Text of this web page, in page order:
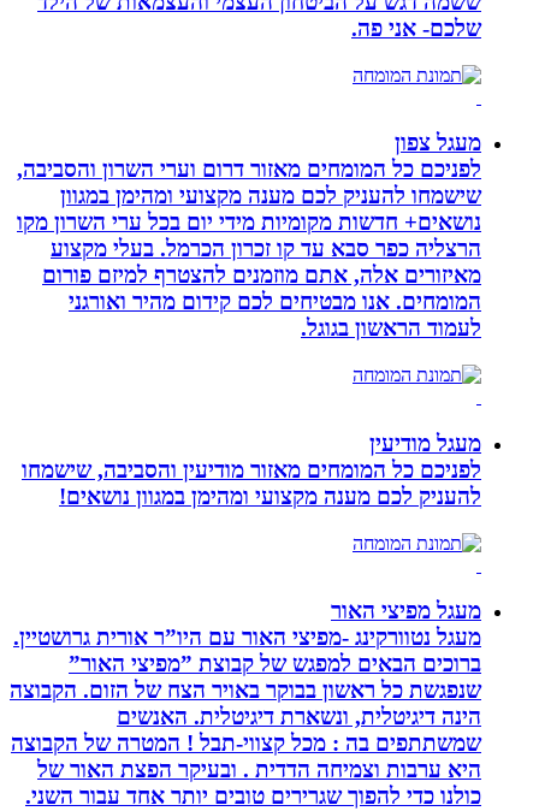
שלכם- אני פה.
מעגל צפון
לפניכם כל המומחים מאזור דרום וערי השרון והסביבה,
שישמחו להעניק לכם מענה מקצועי ומהימן במגוון
נושאים+ חדשות מקומיות מידי יום בכל ערי השרון מקו
הרצליה כפר סבא עד קו זכרון הכרמל. בעלי מקצוע
מאיזורים אלה, אתם מוזמנים להצטרף למיזם פורום
המומחים. אנו מבטיחים לכם קידום מהיר ואורגני
לעמוד הראשון בגוגל.
מעגל מודיעין
לפניכם כל המומחים מאזור מודיעין והסביבה, שישמחו
להעניק לכם מענה מקצועי ומהימן במגוון נושאים!
מעגל מפיצי האור
מעגל נטוורקינג -מפיצי האור עם היו”ר אורית גרושטיין.
ברוכים הבאים למפגש של קבוצת ”מפיצי האור”
שנפגשת כל ראשון בבוקר באויר הצח של הזום. הקבוצה
הינה דיגיטלית, ונשארת דיגיטלית. האנשים
שמשתתפים בה : מכל קצווי-תבל ! המטרה של הקבוצה
היא ערבות וצמיחה הדדית . ובעיקר הפצת האור של
כולנו כדי להפוך שגרירים טובים יותר אחד עבור השני.